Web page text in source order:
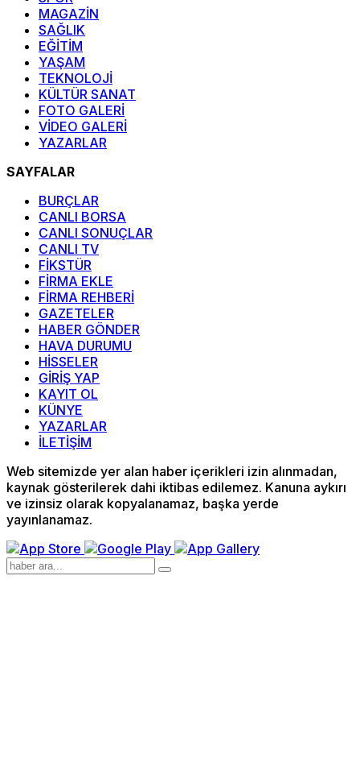
MAGAZİN
SAĞLIK
EĞİTİM
YAŞAM
TEKNOLOJİ
KÜLTÜR SANAT
FOTO GALERİ
VİDEO GALERİ
YAZARLAR
SAYFALAR
BURÇLAR
CANLI BORSA
CANLI SONUÇLAR
CANLI TV
FİKSTÜR
FİRMA EKLE
FİRMA REHBERİ
GAZETELER
HABER GÖNDER
HAVA DURUMU
HİSSELER
GİRİŞ YAP
KAYIT OL
KÜNYE
YAZARLAR
İLETİŞİM
Web sitemizde yer alan haber içerikleri izin alınmadan,
kaynak gösterilerek dahi iktibas edilemez. Kanuna aykırı
ve izinsiz olarak kopyalanamaz, başka yerde
yayınlanamaz.